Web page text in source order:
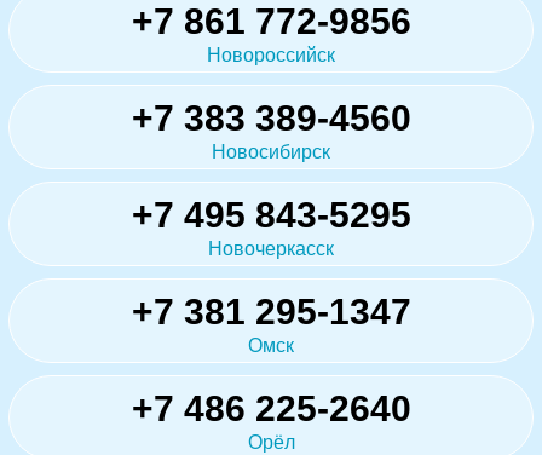
+7 861 772-9856
Новороссийск
+7 383 389-4560
Новосибирск
+7 495 843-5295
Новочеркасск
+7 381 295-1347
Омск
+7 486 225-2640
Орёл